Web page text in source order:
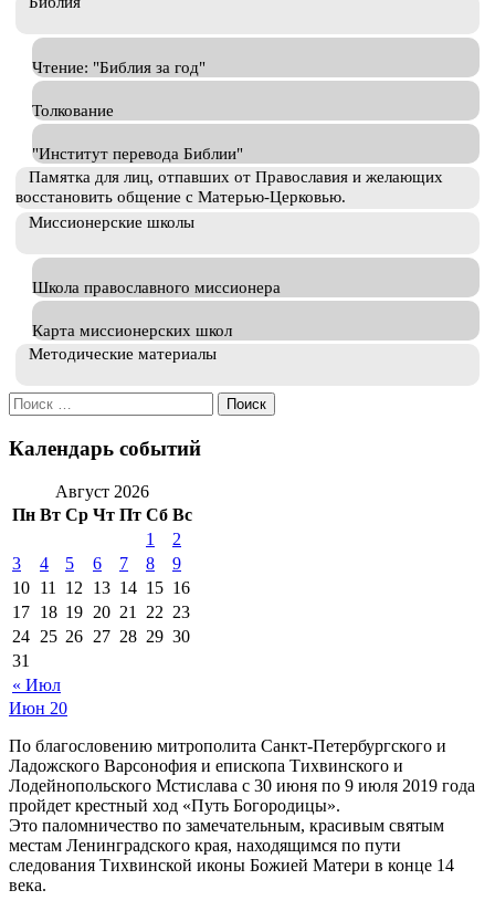
Чтение: "Библия за год"
Толкование
"Институт перевода Библии"
Памятка для лиц, отпавших от Православия и желающих
восстановить общение с Матерью-Церковью.
Миссионерские школы
Школа православного миссионера
Карта миссионерских школ
Методические материалы
Искать:
Календарь событий
Август 2026
Пн Вт Ср Чт Пт Сб Вс
« Июл
1
2
3
4 5 6 7 8
9
10 11 12 13 14 15 16
17 18 19 20 21 22 23
24 25 26 27 28 29 30
31
Июн 20
По благословению митрополита Санкт-Петербургского и
Ладожского Варсонофия и епископа Тихвинского и
Лодейнопольского Мстислава с 30 июня по 9 июля 2019 года
пройдет крестный ход «Путь Богородицы».
Это паломничество по замечательным, красивым святым
местам Ленинградского края, находящимся по пути
следования Тихвинской иконы Божией Матери в конце 14
века.